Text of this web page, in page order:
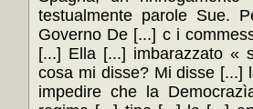
testualmente parole Sue.
Governo De [...] c i
[...] Ella [...] imbarazzato «
cosa mi disse? Mi disse [...]
impedire che la